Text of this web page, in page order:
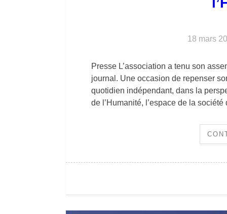
18 mars
Presse L’association a tenu son
journal. Une occasion de repenser
quotidien indépendant, dans la
de l’Humanité, l’espace de la